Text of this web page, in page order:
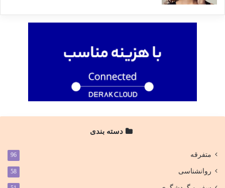
دسته بندی
متفرقه 96
روانشناسی 58